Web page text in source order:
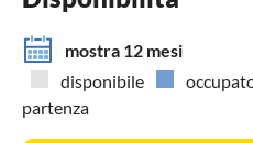
mostra 12 mesi
disponibile
partenza